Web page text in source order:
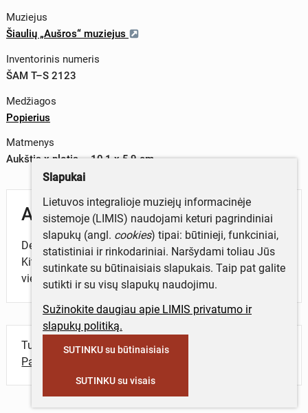
Muziejus
Šiaulių „Aušros“ muziejus
Inventorinis numeris
ŠAM T–S 2123
Medžiagos
Popierius
Matmenys
Aukštis x plotis – 10,1 x 5,9 cm
Aprašymas
Devocinis paveikslėlis, skirtas Kretingos bažnyčiai.
Kitoje pusėje Šv. Antano Himnas giedamas Kretingos
vienuolių.
Turite daugiau informacijos apie objektą?
Parašykite mums!
Slapukai
Lietuvos integralioje muziejų informacinėje
sistemoje (LIMIS) naudojami keturi pagrindiniai
slapukų (angl. cookies) tipai: būtinieji, funkciniai,
statistiniai ir rinkodariniai. Naršydami toliau Jūs
sutinkate su būtinaisiais slapukais. Taip pat galite
sutikti ir su visų slapukų naudojimu.
Sužinokite daugiau apie LIMIS privatumo ir
slapukų politiką.
SUTINKU su būtinaisiais
SUTINKU su visais